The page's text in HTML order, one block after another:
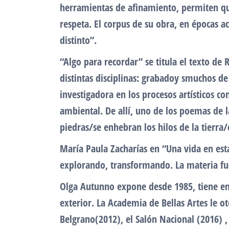
herramientas de afinamiento, permiten
respeta. El corpus de su obra, en épocas
distinto”.
“Algo para recordar” se titula el texto de
distintas disciplinas: grabadoy smuchos
investigadora en los procesos artísticos
ambiental. De allí, uno de los poemas de
piedras/se enhebran los hilos de la
María Paula Zacharías en “Una vida en
explorando, transformando. La materia
Olga Autunno expone desde 1985, tiene
exterior. La Academia de Bellas Artes le
Belgrano(2012), el Salón Nacional